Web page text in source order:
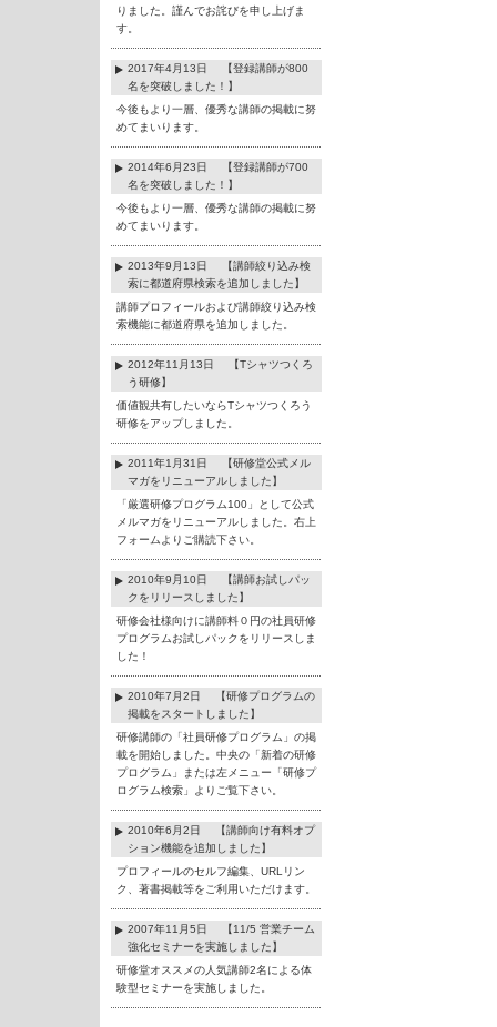
りました。謹んでお詫びを申し上げま
す。
2017年4月13日 【登録講師が800
名を突破しました！】
今後もより一層、優秀な講師の掲載に努
めてまいります。
2014年6月23日 【登録講師が700
名を突破しました！】
今後もより一層、優秀な講師の掲載に努
めてまいります。
2013年9月13日 【講師絞り込み検
索に都道府県検索を追加しました】
講師プロフィールおよび講師絞り込み検
索機能に都道府県を追加しました。
2012年11月13日 【Tシャツつくろ
う研修】
価値観共有したいならTシャツつくろう
研修をアップしました。
2011年1月31日 【研修堂公式メル
マガをリニューアルしました】
「厳選研修プログラム100」として公式
メルマガをリニューアルしました。右上
フォームよりご購読下さい。
2010年9月10日 【講師お試しパッ
クをリリースしました】
研修会社様向けに講師料０円の社員研修
プログラムお試しパックをリリースしま
した！
2010年7月2日 【研修プログラムの
掲載をスタートしました】
研修講師の「社員研修プログラム」の掲
載を開始しました。中央の「新着の研修
プログラム」または左メニュー「研修プ
ログラム検索」よりご覧下さい。
2010年6月2日 【講師向け有料オプ
ション機能を追加しました】
プロフィールのセルフ編集、URLリン
ク、著書掲載等をご利用いただけます。
2007年11月5日 【11/5 営業チーム
強化セミナーを実施しました】
研修堂オススメの人気講師2名による体
験型セミナーを実施しました。